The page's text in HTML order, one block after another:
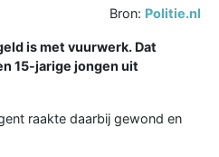
Bron: Politie.nl
is met vuurwerk. Dat
15-jarige jongen uit
raakte daarbij gewond en